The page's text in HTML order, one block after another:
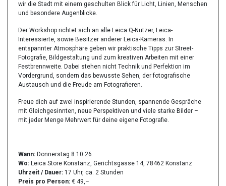
wir die Stadt mit einem geschulten Blick für Licht, Linien, Menschen
und besondere Augenblicke.
Der Workshop richtet sich an alle Leica Q-Nutzer, Leica-
Interessierte, sowie Besitzer anderer Leica-Kameras. In
entspannter Atmosphäre geben wir praktische Tipps zur Street-
Fotografie, Bildgestaltung und zum kreativen Arbeiten mit einer
Festbrennweite. Dabei stehen nicht Technik und Perfektion im
Vordergrund, sondern das bewusste Sehen, der fotografische
Austausch und die Freude am Fotografieren.
Freue dich auf zwei inspirierende Stunden, spannende Gespräche
mit Gleichgesinnten, neue Perspektiven und viele starke Bilder –
mit jeder Menge Mehrwert für deine eigene Fotografie.
Wann: Donnerstag 8.10.26
Wo: Leica Store Konstanz, Gerichtsgasse 14, 78462 Konstanz
Uhrzeit / Dauer: 17 Uhr, ca. 2 Stunden
Preis pro Person: € 49,–